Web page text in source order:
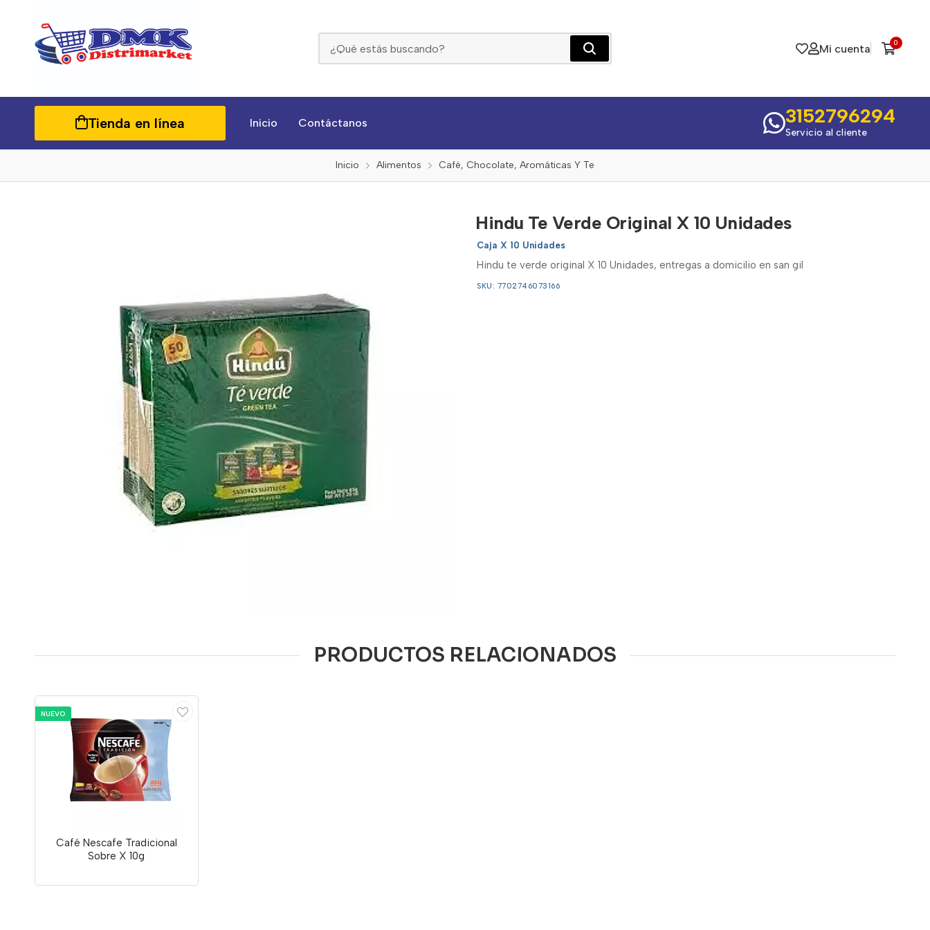
Mi cuenta 0
Tienda en línea Inicio Contáctanos 3152796294
Servicio al cliente
Inicio Alimentos Café, Chocolate, Aromáticas Y Te
Hindu Te Verde Original X 10 Unidades
Caja X 10 Unidades
Hindu te verde original X 10 Unidades, entregas a domicilio en san gil
SKU: 7702746073166
PRODUCTOS RELACIONADOS
NUEVO
Café Nescafe Tradicional
Sobre X 10g